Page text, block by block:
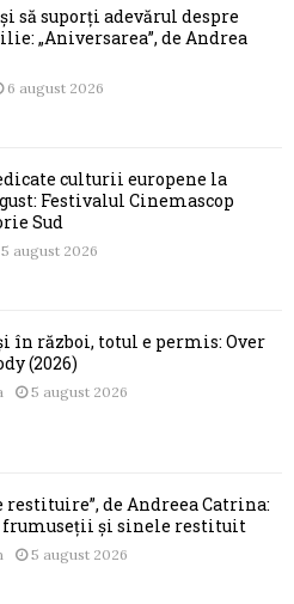
să suporți adevărul despre
„Aniversarea”, de Andrea
6 august 2026
culturii europene la
Festivalul Cinemascop
Sud
5 august 2026
în război, totul e permis: Over
(2026)
5 august 2026
restituire”, de Andreea Catrina:
și sinele restituit
5 august 2026